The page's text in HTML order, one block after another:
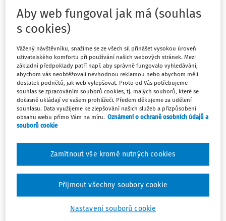
pracovním prostředí, ve znění
pozdějších předpisů
Schválený 16.11.2020
Platný od:01.01.2021
Zrušený: 01.01.2025
Paragrafové znění
Sledovat předpis
Hledat v textu předpisu
Platný od:01.01.2021
Aby web fungoval jak má (souhlas
s cookies)
Vážený návštěvníku, snažíme se ze všech sil přinášet vysokou úroveň
uživatelského komfortu při používání našich webových stránek. Mezi
základní předpoklady patří např. aby správně fungovalo vyhledávání,
abychom vás neobtěžovali nevhodnou reklamou nebo abychom měli
dostatek podnětů, jak web vylepšovat. Proto od Vás potřebujeme
souhlas se zpracováním souborů cookies, tj. malých souborů, které se
dočasně ukládají ve vašem prohlížeči. Předem děkujeme za udělení
souhlasu. Data využijeme ke zlepšování našich služeb a přizpůsobení
obsahu webu přímo Vám na míru. Oznámení o ochraně osobních údajů a
souborů cookie
Nastavení souborů cookie
Zamítnout vše kromě nutných cookies
Přijmout všechny soubory cookie